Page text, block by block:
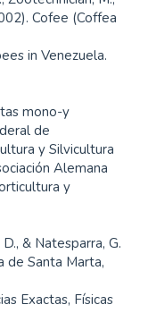
Cofee (Coffea
in Venezuela.
mono-y
de
y Silvicultura
Alemana
y
& Natesparra, G.
de Santa Marta,
Exactas, Físicas